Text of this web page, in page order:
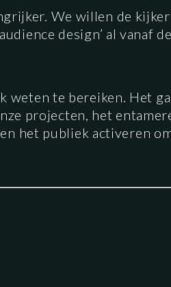
We willen de
design’ al vanaf
weten te bereiken. Het
projecten, het
het publiek activeren